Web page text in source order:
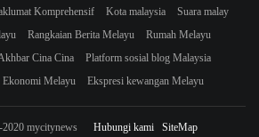
Komprehensif Kota malaysia
Suara malay
Rangkaian Berita Melayu
Rumah Melayu
Cina Cina
Platform sosial blog Malaysia
Ekonomi Melayu Ekspresi kewangan Melayu
2020 mycitynews Hubungi kami SiteMap